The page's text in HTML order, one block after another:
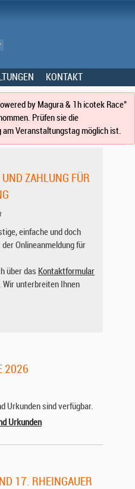
KONTAKT
by Magura & 1h icotek Race"
Prüfen sie die
am Veranstaltungstag möglich ist.
ZAHLUNG FÜR
einfache und doch
Onlineanmeldung für
über das Kontaktformular
. Wir unterbreiten Ihnen
2026
Urkunden sind verfügbar.
Urkunden
17. RHEINGAUER